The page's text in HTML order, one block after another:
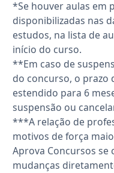
*Se houver aulas em
disponibilizadas nas
estudos, na lista de
início do curso.
**Em caso de
do concurso, o prazo
estendido para 6
suspensão ou
***A relação de
motivos de força
Aprova Concursos
mudanças